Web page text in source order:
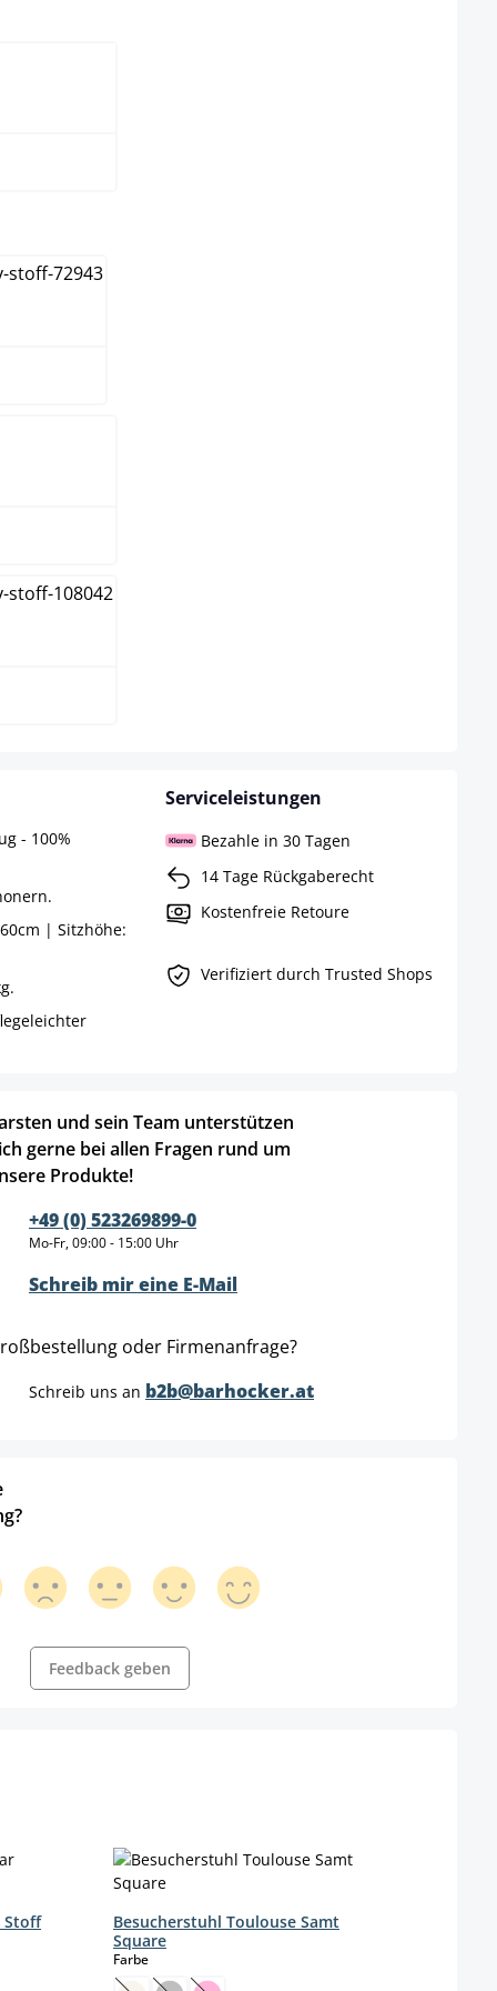
- 100%
| Sitzhöhe:
Serviceleistungen
Bezahle in 30 Tagen
14 Tage Rückgaberecht
Kostenfreie Retoure
Verifiziert durch Trusted Shops
und sein Team unterstützen
gerne bei allen Fragen rund um
Produkte!
+49 (0) 523269899-0
Mo-Fr, 09:00 - 15:00 Uhr
Schreib mir eine E-Mail
oder Firmenanfrage?
Schreib uns an b2b@barhocker.at
Feedback geben
Stoff
Besucherstuhl Toulouse Samt
Square
Farbeauswählen